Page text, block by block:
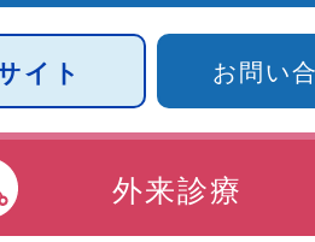
イト お問い
外来診療